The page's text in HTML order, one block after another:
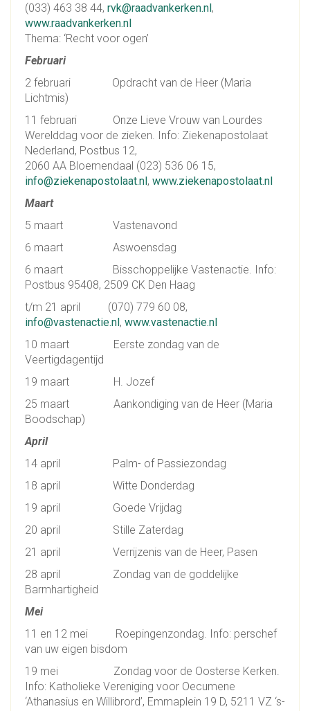
(033) 463 38 44, rvk@raadvankerken.nl,
www.raadvankerken.nl
Thema: ‘Recht voor ogen’
Februari
2 februari Opdracht van de Heer (Maria
Lichtmis)
11 februari Onze Lieve Vrouw van Lourdes
Werelddag voor de zieken. Info: Ziekenapostolaat
Nederland, Postbus 12,
2060 AA Bloemendaal (023) 536 06 15,
info@ziekenapostolaat.nl, www.ziekenapostolaat.nl
Maart
5 maart Vastenavond
6 maart Aswoensdag
6 maart Bisschoppelijke Vastenactie. Info:
Postbus 95408, 2509 CK Den Haag
t/m 21 april (070) 779 60 08,
info@vastenactie.nl, www.vastenactie.nl
10 maart Eerste zondag van de
Veertigdagentijd
19 maart H. Jozef
25 maart Aankondiging van de Heer (Maria
Boodschap)
April
14 april Palm- of Passiezondag
18 april Witte Donderdag
19 april Goede Vrijdag
20 april Stille Zaterdag
21 april Verrijzenis van de Heer, Pasen
28 april Zondag van de goddelijke
Barmhartigheid
Mei
11 en 12 mei Roepingenzondag. Info: perschef
van uw eigen bisdom
19 mei Zondag voor de Oosterse Kerken.
Info: Katholieke Vereniging voor Oecumene
‘Athanasius en Willibrord’, Emmaplein 19 D, 5211 VZ ‘s-